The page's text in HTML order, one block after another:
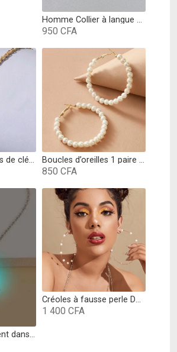
Homme Collier à langue chinoise
950 CFA
Collier avec détails de clé Doré Boucles d’oreilles 1 paire Créoles avec fausse perle blanc
850 CFA
Collier à lune brillent dans le noir Vert
Créoles à fausse perle Doré
1 400 CFA